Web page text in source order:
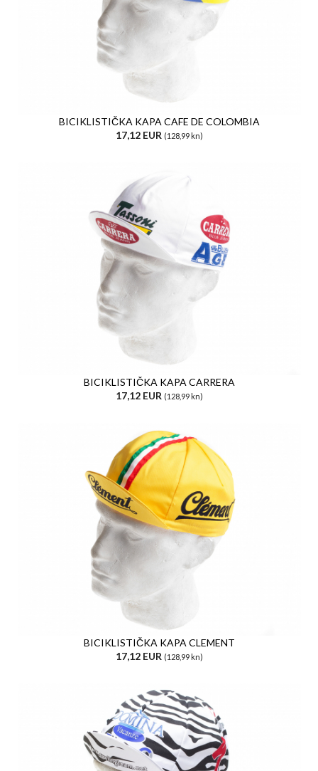
BICIKLISTIČKA KAPA CAFE DE COLOMBIA
17,12 EUR (128,99 kn)
BICIKLISTIČKA KAPA CARRERA
17,12 EUR (128,99 kn)
BICIKLISTIČKA KAPA CLEMENT
17,12 EUR (128,99 kn)